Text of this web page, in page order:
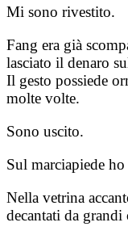
Mi sono rivestito.
Fang era già
lasciato il denaro
Il gesto possiede
molte volte.
Sono uscito.
Sul marciapiede ho
Nella vetrina
decantati da grandi